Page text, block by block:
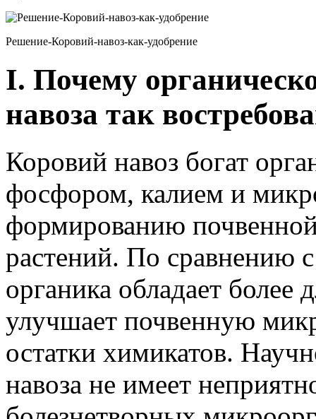
Решение-Коровий-навоз-как-удобрение
I. Почему
навоза так
Коровий навоз богат
фосфором, калием и
формированию
растений. По сравнению
органика обладает более
улучшает почвенную
остатки химикатов.
навоза не имеет